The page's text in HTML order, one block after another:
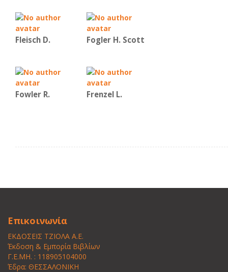
Fleisch D. Fogler H. Scott
Fowler R. Frenzel L.
Επικοινωνία
ΕΚΔΟΣΕΙΣ ΤΖΙΟΛΑ Α.Ε.
Έκδοση & Εμπορία Βιβλίων
Γ.Ε.ΜΗ. : 118905104000
Έδρα: ΘΕΣΣΑΛΟΝΙΚΗ